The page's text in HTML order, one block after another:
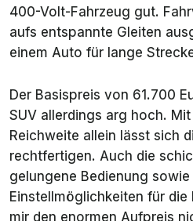
400-Volt-Fahrzeug gut.
aufs entspannte Gleiten
einem Auto für lange
Der Basispreis von 61.700
SUV allerdings arg hoch.
Reichweite allein lässt sich
rechtfertigen. Auch die
gelungene Bedienung
Einstellmöglichkeiten für die
mir den enormen Aufpreis